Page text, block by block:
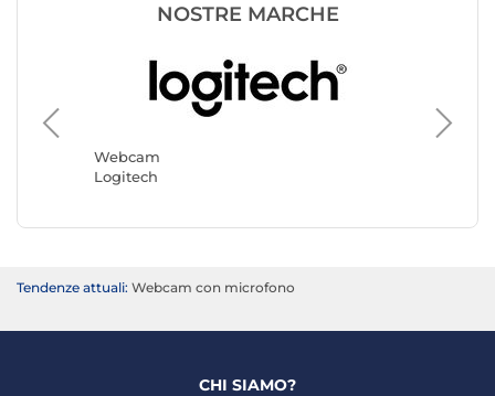
NOSTRE MARCHE
Webcam
Logitech
Yealink
Tendenze attuali: Webcam con microfono
CHI SIAMO?